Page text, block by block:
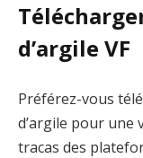
d’argile VF
Préférez-vous
d’argile pour une
tracas des